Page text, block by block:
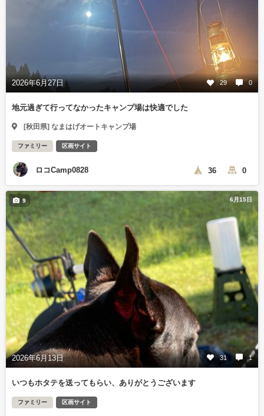
2026年6月27日 29 0
地元過ぎて行ってなかったキャンプ場は快適でした
[秋田県] なまはげオートキャンプ場
ファミリー 区画サイト
ロコCamp0828 36 0
6月15日
2026年6月13日 31 1
9
いつもホタテを送ってもらい、ありがとうございます
ファミリー 区画サイト